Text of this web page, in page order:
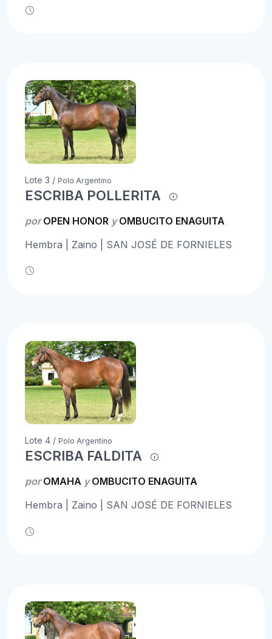
Lote 3 / Polo Argentino
ESCRIBA POLLERITA
porOPEN HONOR yOMBUCITO ENAGUITA
Hembra | Zaino | SAN JOSÉ DE FORNIELES
Lote 4 / Polo Argentino
ESCRIBA FALDITA
porOMAHA yOMBUCITO ENAGUITA
Hembra | Zaino | SAN JOSÉ DE FORNIELES